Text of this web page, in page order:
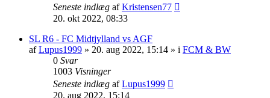
Seneste indlæg afKristensen77
20. okt 2022, 08:33
SL R6 - FC Midtjylland vs AGF
afLupus1999 » 20. aug 2022, 15:14 » i FCM & BW
0 Svar
1003 Visninger
Seneste indlæg afLupus1999
20. aug 2022, 15:14